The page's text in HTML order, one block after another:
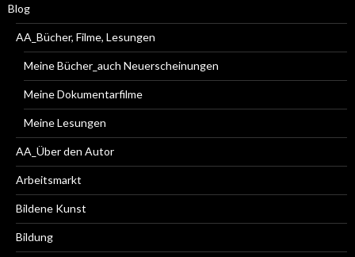
Blog
AA_Bücher, Filme, Lesungen
Meine Bücher_auch Neuerscheinungen
Meine Dokumentarfilme
Meine Lesungen
AA_Über den Autor
Arbeitsmarkt
Bildene Kunst
Bildung